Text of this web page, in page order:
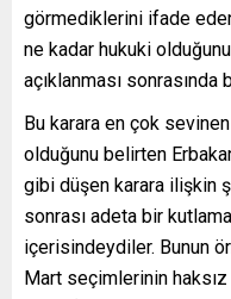
görmediklerini ifade
ne kadar hukuki
açıklanması
Bu karara en çok
olduğunu belirten
gibi düşen karara ilişkin
sonrası adeta bir
içerisindeydiler. Bunun
Mart seçimlerinin